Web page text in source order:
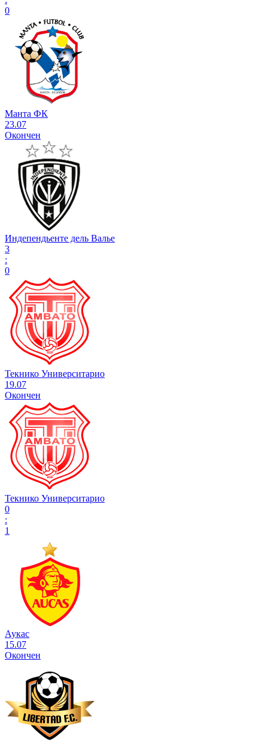
0
Манта ФК
23.07
Окончен
Индепендьенте дель Валье
3
:
0
Текнико Университарио
19.07
Окончен
Текнико Университарио
0
:
1
Аукас
15.07
Окончен